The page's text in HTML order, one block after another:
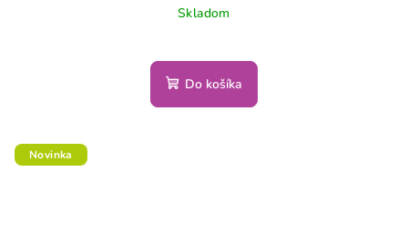
Skladom
Do košíka
Novinka